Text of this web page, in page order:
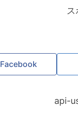
Facebook
api-